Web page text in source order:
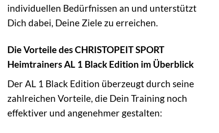
individuellen Bedürfnissen an und unterstützt
Dich dabei, Deine Ziele zu erreichen.
Die Vorteile des CHRISTOPEIT SPORT
Heimtrainers AL 1 Black Edition im Überblick
Der AL 1 Black Edition überzeugt durch seine
zahlreichen Vorteile, die Dein Training noch
effektiver und angenehmer gestalten: